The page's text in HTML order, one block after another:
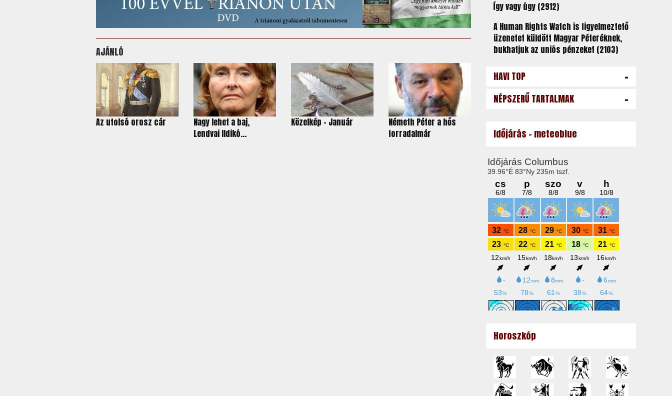
AJÁNLÓ
Az utolsó orosz cár
Nagy lehet a baj,
Lendvai Ildikó...
Közelkép - Január
Németh Péter a hős
forradalmár
Így vagy úgy (2912)
A Human Rights Watch is figyelmeztető
üzenetet küldött Magyar Péteréknek,
bukhatjuk az uniós pénzeket (2103)
HAVI TOP -
NÉPSZERŰ TARTALMAK -
Időjárás - meteoblue
Horoszkóp